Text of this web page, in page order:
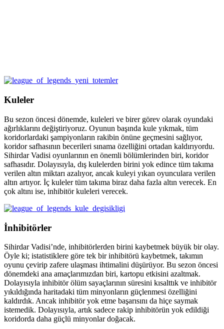
Kuleler
Bu sezon öncesi dönemde, kuleleri ve birer görev olarak oyundaki
ağırlıklarını değiştiriyoruz. Oyunun başında kule yıkmak, tüm
koridorlardaki şampiyonların rakibin önüne geçmesini sağlıyor,
koridor safhasının becerileri sınama özelliğini ortadan kaldırıyordu.
Sihirdar Vadisi oyunlarının en önemli bölümlerinden biri, koridor
safhasıdır. Dolayısıyla, dış kulelerden birini yok edince tüm takıma
verilen altın miktarı azalıyor, ancak kuleyi yıkan oyunculara verilen
altın artıyor. İç kuleler tüm takıma biraz daha fazla altın verecek. En
çok altını ise, inhibitör kuleleri verecek.
İnhibitörler
Sihirdar Vadisi’nde, inhibitörlerden birini kaybetmek büyük bir olay.
Öyle ki; istatistiklere göre tek bir inhibitörü kaybetmek, takımın
oyunu çevirip zafere ulaşması ihtimalini düşürüyor. Bu sezon öncesi
dönemdeki ana amaçlarımızdan biri, kartopu etkisini azaltmak.
Dolayısıyla inhibitör ölüm sayaçlarının süresini kısalttık ve inhibitör
yıkıldığında haritadaki tüm minyonların güçlenmesi özelliğini
kaldırdık. Ancak inhibitör yok etme başarısını da hiçe saymak
istemedik. Dolayısıyla, artık sadece rakip inhibitörün yok edildiği
koridorda daha güçlü minyonlar doğacak.